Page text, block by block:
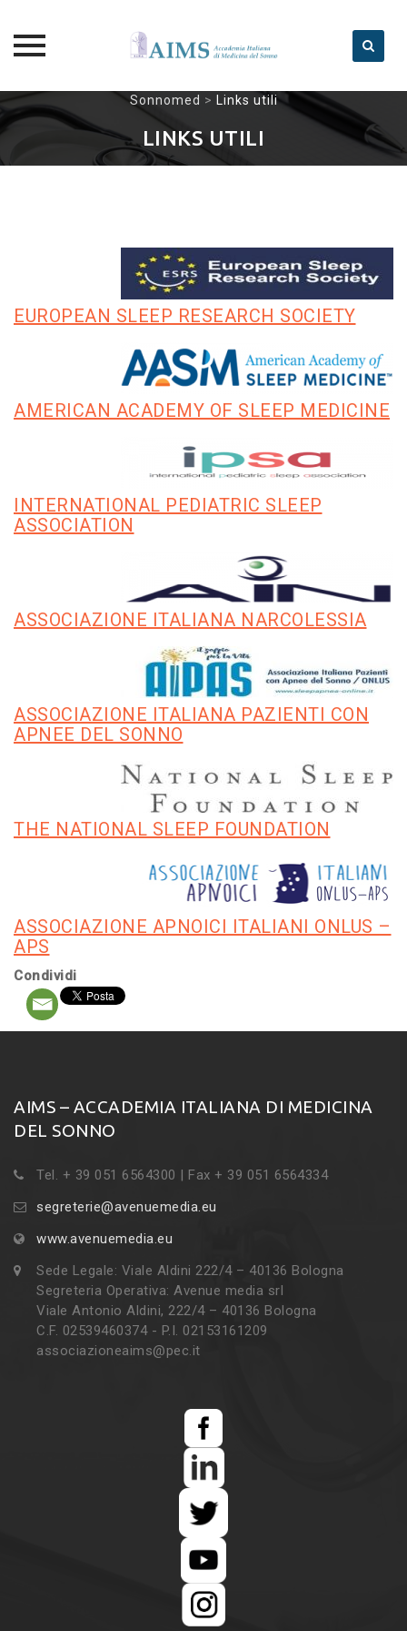
Skip
to
Sonnomed > Links utili
LINKS UTILI
EUROPEAN SLEEP RESEARCH SOCIETY
AMERICAN ACADEMY OF SLEEP MEDICINE
INTERNATIONAL PEDIATRIC SLEEP
ASSOCIATION
ASSOCIAZIONE ITALIANA NARCOLESSIA
ASSOCIAZIONE ITALIANA PAZIENTI CON
APNEE DEL SONNO
THE NATIONAL SLEEP FOUNDATION
ASSOCIAZIONE APNOICI ITALIANI ONLUS –
APS
Condividi
AIMS – ACCADEMIA ITALIANA DI MEDICINA
DEL SONNO
Tel. + 39 051 6564300 | Fax + 39 051 6564334
segreterie@avenuemedia.eu
www.avenuemedia.eu
Sede Legale: Viale Aldini 222/4 – 40136 Bologna
Segreteria Operativa: Avenue media srl
Viale Antonio Aldini, 222/4 – 40136 Bologna
C.F. 02539460374 - P.I. 02153161209
associazioneaims@pec.it